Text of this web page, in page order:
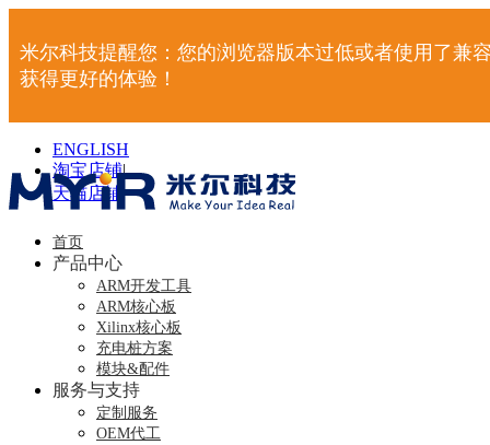
米尔科技提醒您：您的浏览器版本过低或者使用了兼
获得更好的体验！
ENGLISH
淘宝店铺|
天猫店铺 |
首页
产品中心
ARM开发工具
ARM核心板
Xilinx核心板
充电桩方案
模块&配件
服务与支持
定制服务
OEM代工